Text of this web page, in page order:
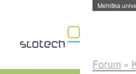
Mehiška
Forum »